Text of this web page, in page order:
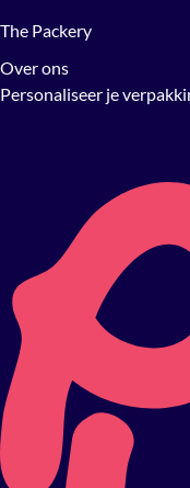
The Packery
Over ons
Personaliseer je